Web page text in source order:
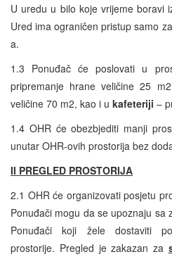
U uredu u bilo koje vrijeme boravi
Ured ima ograničen pristup samo
a.
1.3 Ponuđač će poslovati u
pripremanje hrane veličine 25
veličine 70 m2, kao i u kafeteriji –
1.4 OHR će obezbjediti manji
unutar OHR-ovih prostorija bez
II PREGLED PROSTORIJA
2.1 OHR će organizovati posjetu
Ponuđači mogu da se upoznaju sa
Ponuđači koji žele dostaviti
prostorije. Pregled je zakazan za